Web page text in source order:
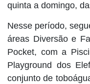
quinta a domingo,
Nesse período,
áreas Diversão e
Pocket, com a
Playground dos
conjunto de